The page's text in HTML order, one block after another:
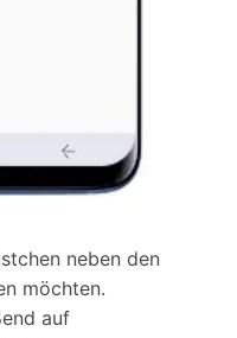
neben den
möchten.
auf